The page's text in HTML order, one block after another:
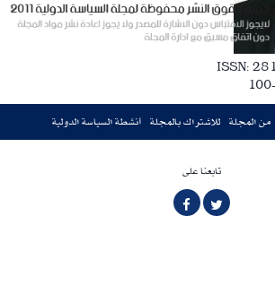
من المجلة للاشتراك بالمجلة أنشطة السياسة الدولية
تابعنا على